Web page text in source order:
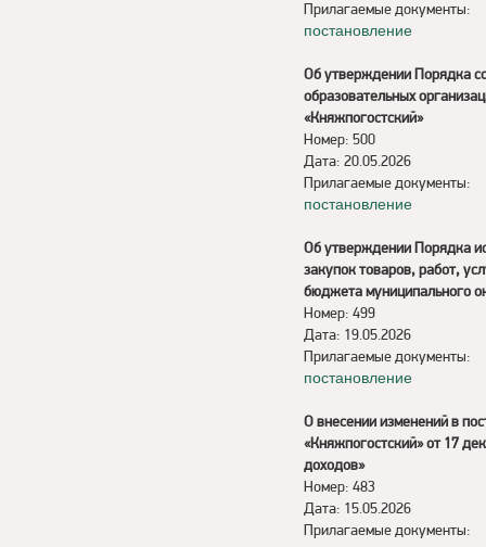
Прилагаемые документы:
постановление
Об утверждении Порядка
образовательных
«Княжпогостский»
Номер: 500
Дата: 20.05.2026
Прилагаемые документы:
постановление
Об утверждении Порядка
закупок товаров, работ,
бюджета муниципального
Номер: 499
Дата: 19.05.2026
Прилагаемые документы:
постановление
О внесении изменений в
«Княжпогостский» от 17
доходов»
Номер: 483
Дата: 15.05.2026
Прилагаемые документы: